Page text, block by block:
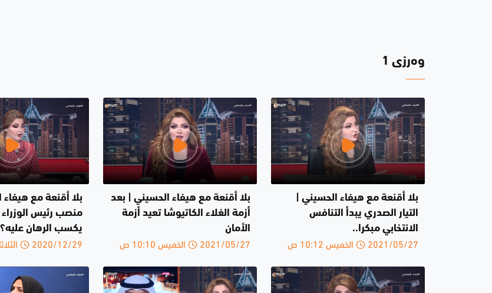
وەرزی 1
بلا أقنعة مع هيفاء الحسيني |
التيار الصدري يبدأ التنافس
الانتخابي مبكرا..
2021/05/27 الخميس 10:12 ص
بلا أقنعة مع هيفاء الحسيني | بعد
أزمة الغلاء الكاتيوشا تعيد أزمة
الأمان
2021/05/27 الخميس 10:10 ص
بلا أقنعة مع هيفاء
منصب رئيس
يكسب الرهان عليه؟
2020/12/29 الثلاثاء 12:15 م